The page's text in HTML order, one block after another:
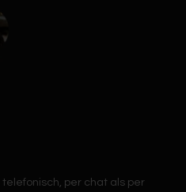
per chat als per